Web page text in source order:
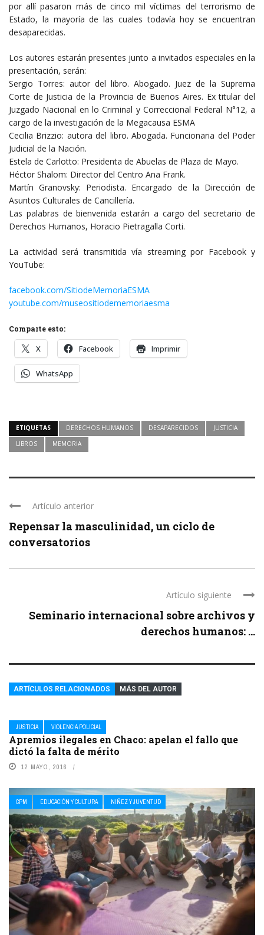
por allí pasaron más de cinco mil víctimas del terrorismo de
Estado, la mayoría de las cuales todavía hoy se encuentran
desaparecidas.
Los autores estarán presentes junto a invitados especiales en la
presentación, serán:
Sergio Torres: autor del libro. Abogado. Juez de la Suprema
Corte de Justicia de la Provincia de Buenos Aires. Ex titular del
Juzgado Nacional en lo Criminal y Correccional Federal N°12, a
cargo de la investigación de la Megacausa ESMA
Cecilia Brizzio: autora del libro. Abogada. Funcionaria del Poder
Judicial de la Nación.
Estela de Carlotto: Presidenta de Abuelas de Plaza de Mayo.
Héctor Shalom: Director del Centro Ana Frank.
Martín Granovsky: Periodista. Encargado de la Dirección de
Asuntos Culturales de Cancillería.
Las palabras de bienvenida estarán a cargo del secretario de
Derechos Humanos, Horacio Pietragalla Corti.
La actividad será transmitida vía streaming por Facebook y
YouTube:
facebook.com/SitiodeMemoriaESMA
youtube.com/museositiodememoriaesma
Comparte esto:
X Facebook Imprimir
WhatsApp
ETIQUETAS DERECHOS HUMANOS DESAPARECIDOS
JUSTICIA
LIBROS
MEMORIA
Artículo anterior
Repensar la masculinidad, un ciclo de
conversatorios
Artículo siguiente
Seminario internacional sobre archivos y
derechos humanos: ...
ARTÍCULOS RELACIONADOS MÁS DEL AUTOR
JUSTICIA VIOLENCIA POLICIAL
Apremios ilegales en Chaco: apelan el fallo que
dictó la falta de mérito
12 MAYO, 2016
CPM EDUCACIÓN Y CULTURA NIÑEZ Y JUVENTUD